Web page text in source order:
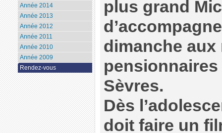
plus grand
dimanche aux
Sèvres.
Dès
doit faire un
Année 2014
Année 2013
Année 2012
Année 2011
Année 2010
Année 2009
Rendez-vous